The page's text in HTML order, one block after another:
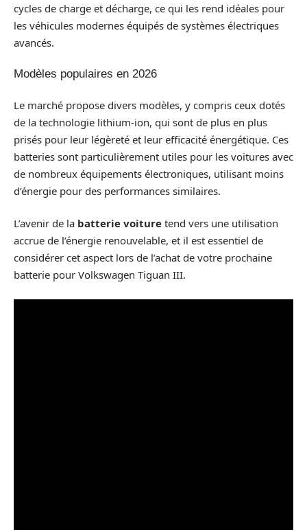
cycles de charge et décharge, ce qui les rend idéales pour
les véhicules modernes équipés de systèmes électriques
avancés.
Modèles populaires en 2026
Le marché propose divers modèles, y compris ceux dotés
de la technologie lithium-ion, qui sont de plus en plus
prisés pour leur légèreté et leur efficacité énergétique. Ces
batteries sont particulièrement utiles pour les voitures avec
de nombreux équipements électroniques, utilisant moins
d’énergie pour des performances similaires.
L’avenir de la batterie voiture tend vers une utilisation
accrue de l’énergie renouvelable, et il est essentiel de
considérer cet aspect lors de l’achat de votre prochaine
batterie pour Volkswagen Tiguan III.